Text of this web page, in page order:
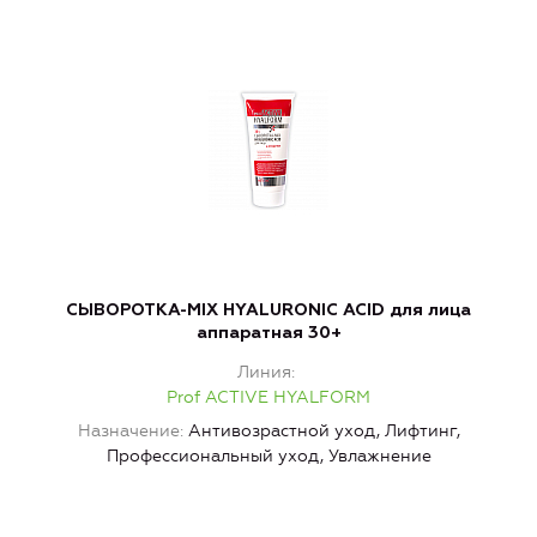
СЫВОРОТКА-MIX HYALURONIC ACID для лица
аппаратная 30+
Линия
Prof ACTIVE HYALFORM
Назначение Антивозрастной уход, Лифтинг,
Профессиональный уход, Увлажнение